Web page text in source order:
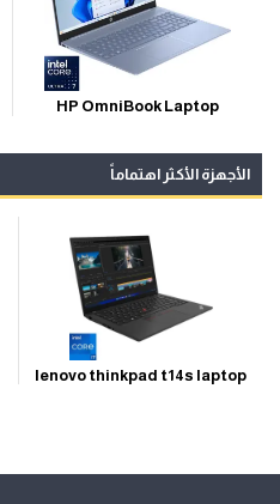
HP OmniBook Laptop
الأجهزة الأكثر اهتماماً
lenovo thinkpad t14s laptop